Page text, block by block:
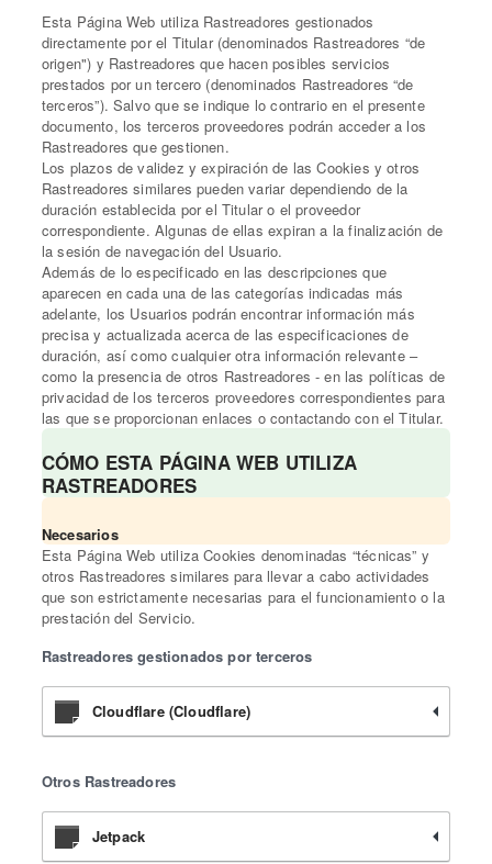
Esta Página Web utiliza Rastreadores gestionados
directamente por el Titular (denominados Rastreadores “de
origen") y Rastreadores que hacen posibles servicios
prestados por un tercero (denominados Rastreadores “de
terceros”). Salvo que se indique lo contrario en el presente
documento, los terceros proveedores podrán acceder a los
Rastreadores que gestionen.
Los plazos de validez y expiración de las Cookies y otros
Rastreadores similares pueden variar dependiendo de la
duración establecida por el Titular o el proveedor
correspondiente. Algunas de ellas expiran a la finalización de
la sesión de navegación del Usuario.
Además de lo especificado en las descripciones que
aparecen en cada una de las categorías indicadas más
adelante, los Usuarios podrán encontrar información más
precisa y actualizada acerca de las especificaciones de
duración, así como cualquier otra información relevante –
como la presencia de otros Rastreadores - en las políticas de
privacidad de los terceros proveedores correspondientes para
las que se proporcionan enlaces o contactando con el Titular.
CÓMO ESTA PÁGINA WEB UTILIZA
RASTREADORES
Necesarios
Esta Página Web utiliza Cookies denominadas “técnicas” y
otros Rastreadores similares para llevar a cabo actividades
que son estrictamente necesarias para el funcionamiento o la
prestación del Servicio.
Rastreadores gestionados por terceros
Cloudflare (Cloudflare)
Otros Rastreadores
Jetpack